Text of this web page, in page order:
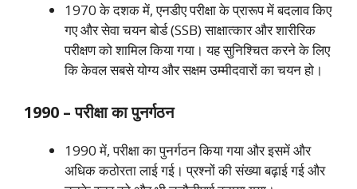
1970 के दशक में, एनडीए परीक्षा के प्रारूप में बदलाव किए
गए और सेवा चयन बोर्ड (SSB) साक्षात्कार और शारीरिक
परीक्षण को शामिल किया गया। यह सुनिश्चित करने के लिए
कि केवल सबसे योग्य और सक्षम उम्मीदवारों का चयन हो।
1990 – परीक्षा का पुनर्गठन
1990 में, परीक्षा का पुनर्गठन किया गया और इसमें और
अधिक कठोरता लाई गई। प्रश्नों की संख्या बढ़ाई गई और